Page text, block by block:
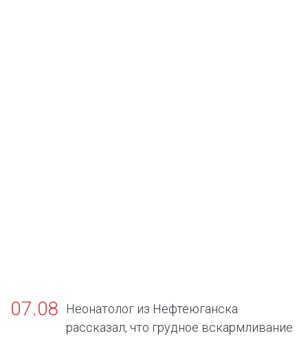
07.08
Неонатолог из Нефтеюганска
рассказал, что грудное вскармливание